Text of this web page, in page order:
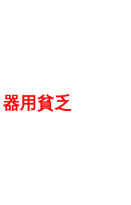
用貧乏